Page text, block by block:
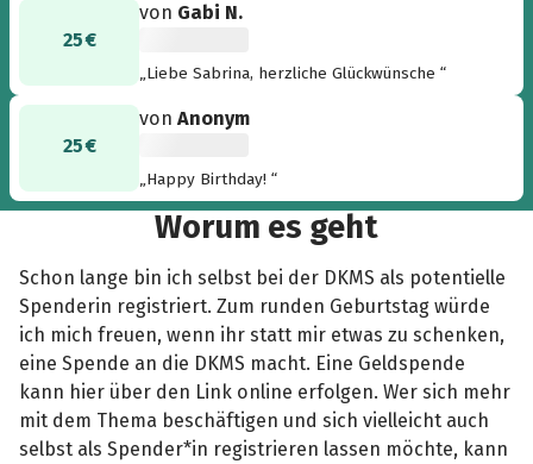
25 €
von Gabi N.
„Liebe Sabrina, herzliche Glückwünsche “
25 €
vonAnonym
„Happy Birthday! “
Worum es geht
Schon lange bin ich selbst bei der DKMS als potentielle
Spenderin registriert. Zum runden Geburtstag würde
ich mich freuen, wenn ihr statt mir etwas zu schenken,
eine Spende an die DKMS macht. Eine Geldspende
kann hier über den Link online erfolgen. Wer sich mehr
mit dem Thema beschäftigen und sich vielleicht auch
selbst als Spender*in registrieren lassen möchte, kann